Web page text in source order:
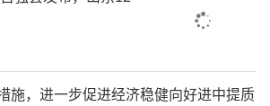
施，进一步促进经济稳健向好进中提质